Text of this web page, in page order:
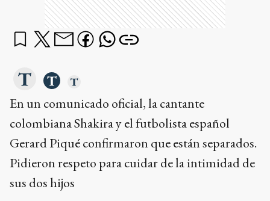
En un comunicado oficial, la cantante
colombiana Shakira y el futbolista español
Gerard Piqué confirmaron que están separados.
Pidieron respeto para cuidar de la intimidad de
sus dos hijos